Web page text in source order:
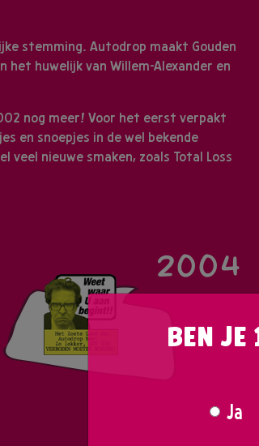
stemming. Autodrop maakt Gouden
het huwelijk van Willem-Alexander en
nog meer! Voor het eerst verpakt
en snoepjes in de wel bekende
veel nieuwe smaken, zoals Total Loss
2004
BEN JE
Ja